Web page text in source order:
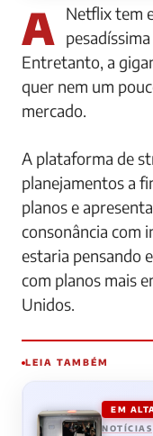
A Netflix tem encarado uma concorrência
Entretanto, a
quer nem um
mercado.
A plataforma de
planejamentos a
planos e
consonância com
estaria pensando
com planos mais
Unidos.
LEIA TAMBÉM
EM
NOTÍCIAS